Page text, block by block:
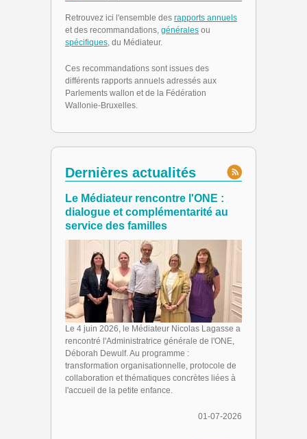
Retrouvez ici l'ensemble des rapports annuels
et des recommandations, générales ou
spécifiques, du Médiateur.
Ces recommandations sont issues des
différents rapports annuels adressés aux
Parlements wallon et de la Fédération
Wallonie-Bruxelles.
Dernières actualités
Le Médiateur rencontre l'ONE :
dialogue et complémentarité au
service des familles
Le 4 juin 2026, le Médiateur Nicolas Lagasse a
rencontré l'Administratrice générale de l'ONE,
Déborah Dewulf. Au programme :
transformation organisationnelle, protocole de
collaboration et thématiques concrètes liées à
l'accueil de la petite enfance.
01-07-2026